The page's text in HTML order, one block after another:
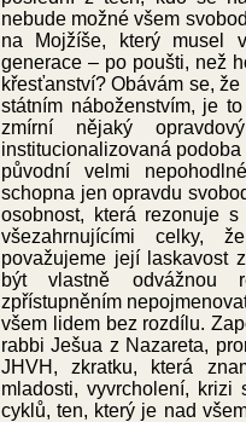
nebude možné všem
na Mojžíše, který musel
generace – po poušti, než
křesťanství? Obávám se,
státním náboženstvím, je
zmírní nějaký
institucionalizovaná
původní velmi
schopna jen opravdu
osobnost, která rezonuje
všezahrnujícími celky,
považujeme její laskavost
být vlastně odvážnou
zpřístupněním
všem lidem bez rozdílu.
rabbi Ješua z Nazareta,
JHVH, zkratku, která
mladosti, vyvrcholení,
cyklů, ten, který je nad